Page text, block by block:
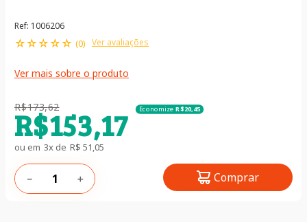
Ref: 1006206
☆☆☆☆☆ (0) Ver avaliações
Ver mais sobre o produto
R$173,62 Economize R$20,45
R$153,17
ou em 3x de R$ 51,05
＋
－ Comprar